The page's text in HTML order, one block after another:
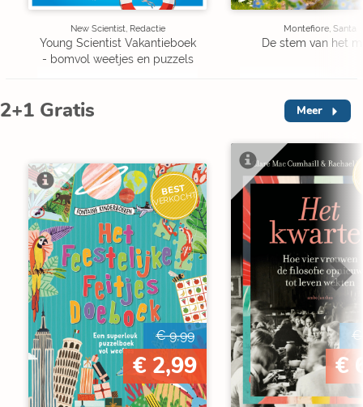
New Scientist, Redactie
Young Scientist Vakantieboek
- bomvol weetjes en puzzels
Montefiore, Santa
De stem van het
2+1 Gratis Meer
BEST
VERKOCHT
€ 9,99
€ 2,99
€
€